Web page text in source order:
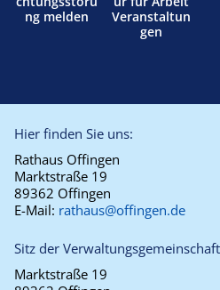
ng melden
Veranstaltun
gen
Hier finden Sie uns:
Rathaus Offingen
Marktstraße 19
89362 Offingen
E-Mail: rathaus@offingen.de
Sitz der
Marktstraße 19